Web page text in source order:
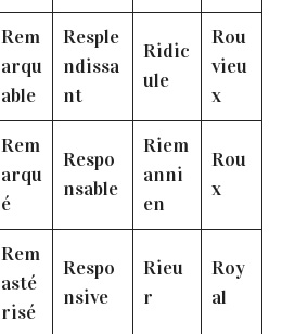
Rem
arqu
able
Resple
ndissa
nt
Ridic
ule
Rou
vieu
x
Rem
arqu
é
Respo
nsable
Riem
anni
en
Rou
x
Rem
asté
risé
Respo
nsive
Rieu
r
Roy
al